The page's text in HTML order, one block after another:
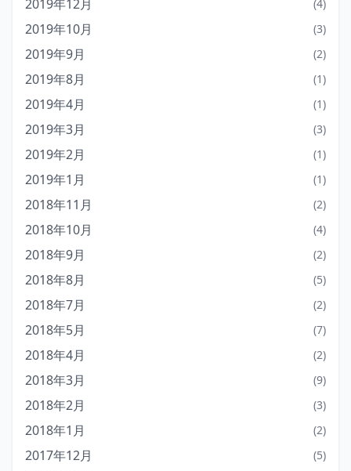
2019年12月 (4)
2019年10月 (3)
2019年9月 (2)
2019年8月 (1)
2019年4月 (1)
2019年3月 (3)
2019年2月 (1)
2019年1月 (1)
2018年11月 (2)
2018年10月 (4)
2018年9月 (2)
2018年8月 (5)
2018年7月 (2)
2018年5月 (7)
2018年4月 (2)
2018年3月 (9)
2018年2月 (3)
2018年1月 (2)
2017年12月 (5)